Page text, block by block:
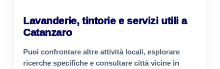
Lavanderie, tintorie e servizi utili a
Catanzaro
Puoi confrontare altre attività locali, esplorare
ricerche specifiche e consultare città vicine in